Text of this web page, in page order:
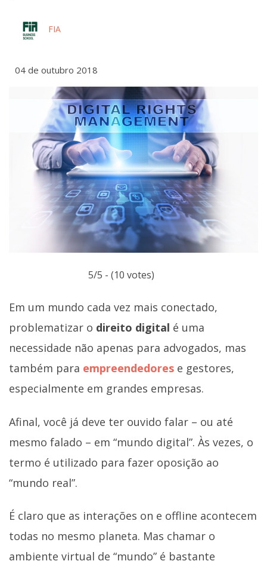
FIA
04 de outubro 2018
5/5 - (10 votes)
Em um mundo cada vez mais conectado,
problematizar o direito digital é uma
necessidade não apenas para advogados, mas
também para empreendedores e gestores,
especialmente em grandes empresas.
Afinal, você já deve ter ouvido falar – ou até
mesmo falado – em “mundo digital”. Às vezes, o
termo é utilizado para fazer oposição ao
“mundo real”.
É claro que as interações on e offline acontecem
todas no mesmo planeta. Mas chamar o
ambiente virtual de “mundo” é bastante